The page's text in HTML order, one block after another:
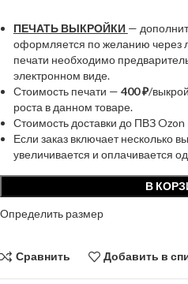
ПЕЧАТЬ ВЫКРОЙКИ —
оформляется по желанию через
печати необходимо
электронном виде.
Стоимость печати — 400 ₽/
роста в данном товаре.
Стоимость доставки до ПВЗ
Если заказ включает несколько
увеличивается и оплачивается
В
Определить размер
Сравнить Добавить в